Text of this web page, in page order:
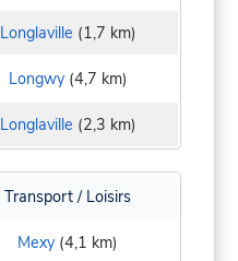
Longlaville (1,7 km)
Longwy(4,7 km)
Longlaville (2,3 km)
Transport / Loisirs
Mexy (4,1 km)